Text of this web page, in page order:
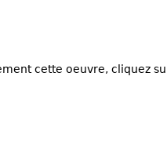
cette oeuvre, cliquez